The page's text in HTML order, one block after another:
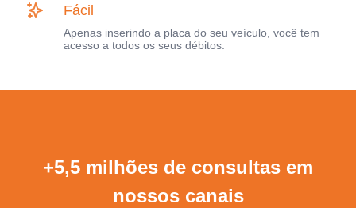
Fácil
Apenas inserindo a placa do seu veículo, você tem
acesso a todos os seus débitos.
+5,5 milhões de consultas em
nossos canais